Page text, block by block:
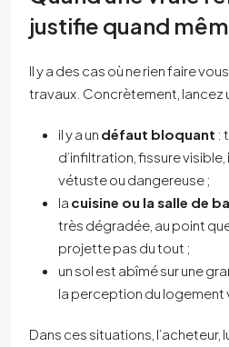
justifie quand
Il y a des cas où ne rien faire
travaux. Concrètement, lancez
il y a un défaut bloquant :
d’infiltration, fissure
vétuste ou dangereuse ;
la cuisine ou la salle de
très dégradée, au point
projette pas du tout ;
un sol est abîmé sur une
la perception du logement
Dans ces situations, l’acheteur,